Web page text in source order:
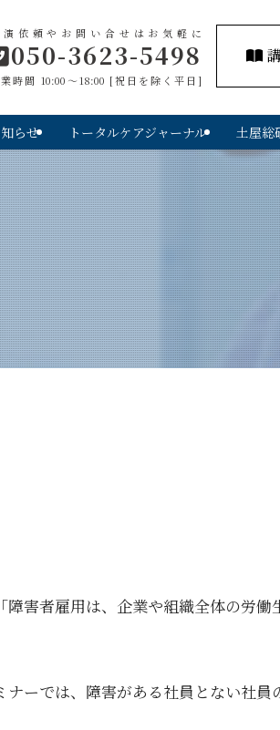
演依頼やお問い合せはお気軽に
050-3623-5498
時間 10:00～18:00 [祝日を除く平日]
らせ トータルケアジャーナル 土屋総
害者雇用は、企業や組織全体の労働
ーでは、障害がある社員とない社員